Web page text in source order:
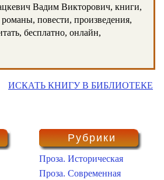
Вадим Викторович, книги,
повести, произведения,
бесплатно, онлайн,
ИСКАТЬ КНИГУ В БИБЛИОТЕКЕ
Рубрики
Проза. Историческая
Проза. Современная